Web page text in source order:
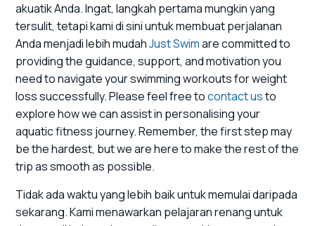
akuatik Anda. Ingat, langkah pertama mungkin yang
tersulit, tetapi kami di sini untuk membuat perjalanan
Anda menjadi lebih mudahJust Swimare committed to
providing the guidance, support, and motivation you
need to navigate your swimming workouts for weight
loss successfully. Please feel free tocontact usto
explore how we can assist in personalising your
aquatic fitness journey. Remember, the first step may
be the hardest, but we are here to make the rest of the
trip as smooth as possible.
Tidak ada waktu yang lebih baik untuk memulai daripada
sekarang. Kami menawarkan pelajaran renang untuk